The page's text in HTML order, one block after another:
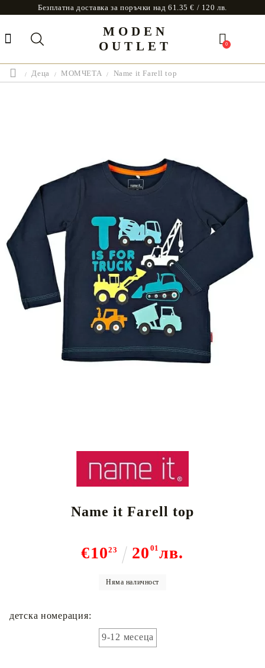
Безплатна доставка за поръчки над 61.35 € / 120 лв.
MODEN
OUTLET
0
Деца МОМЧЕТА Name it Farell top
Name it Farell top
€1023 20 01 лв.
Няма наличност
детска номерация:
9-12 месеца